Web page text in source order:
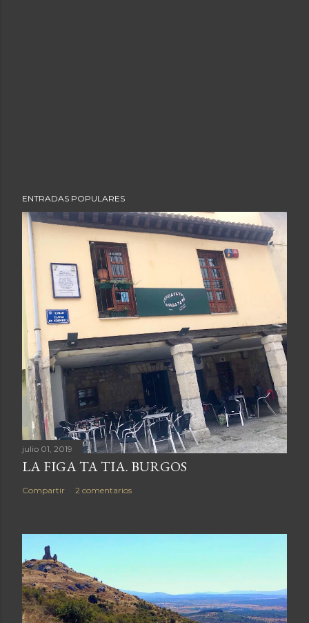
ENTRADAS POPULARES
julio 01, 2019
LA FIGA TA TIA. BURGOS
Compartir 2 comentarios